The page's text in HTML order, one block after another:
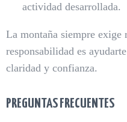
actividad desarrollada.
La montaña siempre exige
responsabilidad es
claridad y confianza.
PREGUNTAS FRECUENTES